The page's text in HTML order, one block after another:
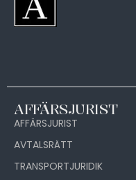
AFFÄRSJURIST
AFFÄRSJURIST
AVTALSRÄTT
TRANSPORTJURIDIK